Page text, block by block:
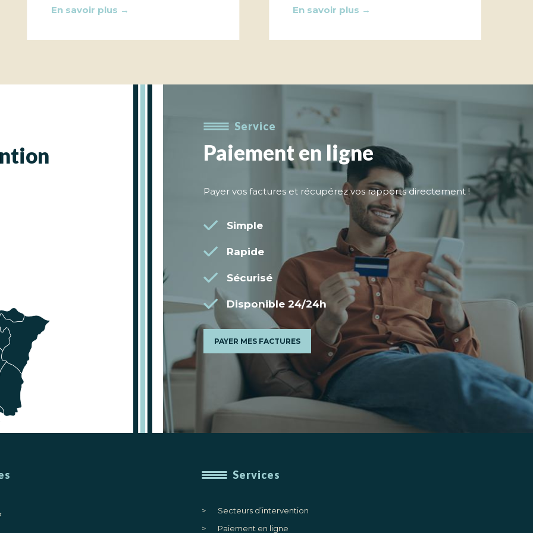
Service
Paiement en ligne
Payer vos factures et récupérez vos rapports directement !
Simple
Rapide
Sécurisé
Disponible 24/24h
PAYER MES FACTURES
Services
Secteurs d’intervention
Paiement en ligne